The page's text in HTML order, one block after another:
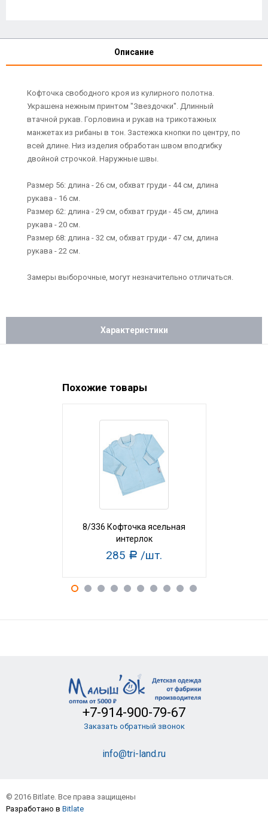
Описание
Кофточка свободного кроя из кулирного полотна.
Украшена нежным принтом "Звездочки". Длинный
втачной рукав. Горловина и рукав на трикотажных
манжетах из рибаны в тон. Застежка кнопки по центру, по
всей длине. Низ изделия обработан швом вподгибку
двойной строчкой. Наружные швы.
Размер 56: длина - 26 см, обхват груди - 44 см, длина
рукава - 16 см.
Размер 62: длина - 29 см, обхват груди - 45 см, длина
рукава - 20 см.
Размер 68: длина - 32 см, обхват груди - 47 см, длина
рукава - 22 см.
Замеры выборочные, могут незначительно отличаться.
Характеристики
Похожие товары
8/336 Кофточка ясельная
интерлок
285 Р /шт.
+7-914-900-79-67
Заказать обратный звонок
info@tri-land.ru
© 2016 Bitlate. Все права защищены
Разработано в Bitlate